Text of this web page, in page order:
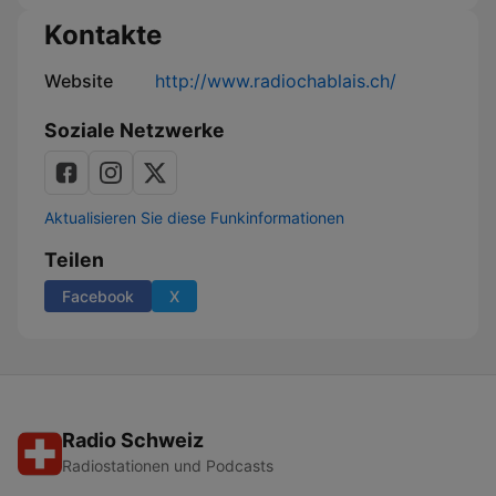
Kontakte
Website http://www.radiochablais.ch/
Soziale Netzwerke
Aktualisieren Sie diese Funkinformationen
Teilen
Facebook X
Radio Schweiz
Radiostationen und Podcasts